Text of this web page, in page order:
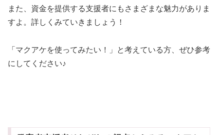
また、資金を提供する支援者にもさまざまな魅力がありま
すよ。詳しくみていきましょう！
「マクアケを使ってみたい！」と考えている方、ぜひ参考
にしてください♪